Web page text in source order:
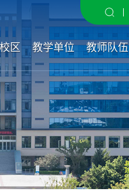
区 教学单位 教师队伍